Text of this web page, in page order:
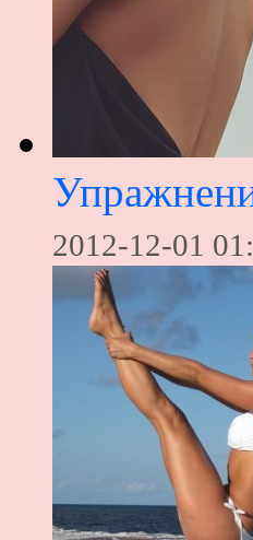
2012-12-01